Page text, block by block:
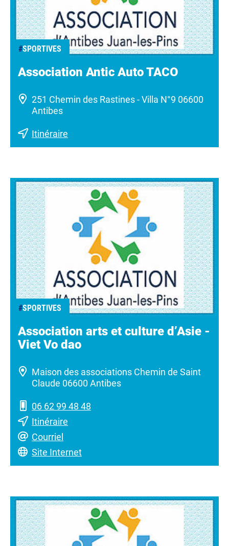
#SPORTIVES
Association Antic Auto TACO
251 Chemin des Rastines - Villa N°9 06600
Antibes
Itinéraire
#SPORTIVES
Association arts et culture d’Asie -
Viet Vo dao
Maison des associations Chemin de Saint
Claude 06600 Antibes
06 62 99 48 48
Itinéraire
Courriel
Site Internet